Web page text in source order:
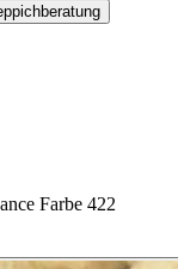
Farbe 422